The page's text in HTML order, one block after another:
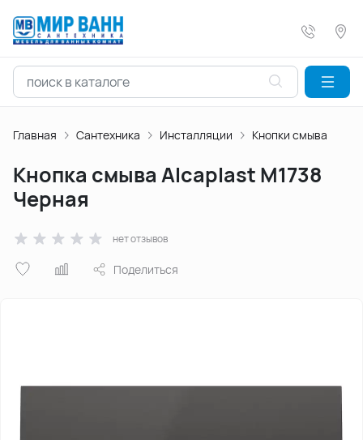
Главная Сантехника Инсталляции Кнопки смыва
Кнопка смыва Alcaplast M1738
Черная
нет отзывов
Поделиться